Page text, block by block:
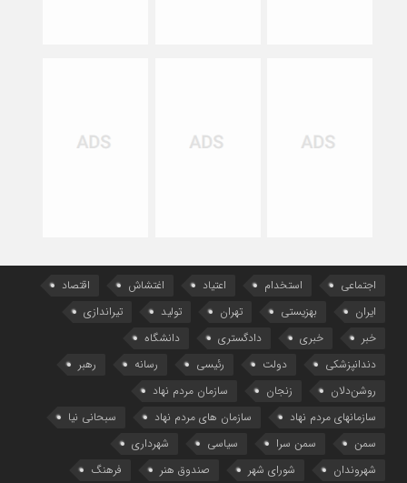
اجتماعی استخدام اعتیاد اغتشاش
اقتصاد
ایران
بهزیستی تهران تولید
تیراندازی
خبر
خبری دادگستری
دانشگاه
دندانپزشکی
دولت رئیسی رسانه
رهبر
روشن‌دلان
زنجان
سازمان مردم نهاد
سازمانهای مردم نهاد
سازمان های مردم نهاد
سبحانی نیا
سمن
سمن سرا سیاسی
شهرداری
شهروندان
شورای شهر صندوق هنر فرهنگ